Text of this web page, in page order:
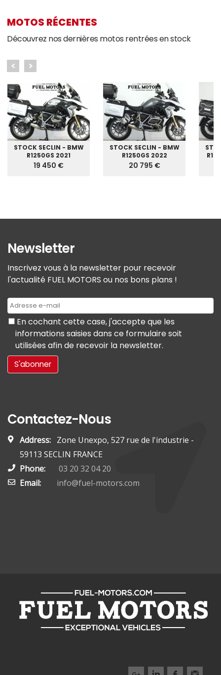
MOTOS RÉCENTES
Découvrez nos dernières motos rentrées en stock
STOCK SECLIN - BMW
R1250GS 2021
19 450 €
STOCK SECLIN - BMW
R1250GS 2022
20 795 €
Newsletter
Inscrivez vous à la newsletter pour recevoir
l'actualité FUEL MOTORS ou nos bons plans !
En cochant cette case, j'accepte que les
informations saisies dans ce formulaire soit
utilisées afin de recevoir la newsletter.
Contactez-Nous
Address: Zone Unexpo, 527 rue de l'industrie -
59113 SECLIN FRANCE
Phone:
03 20 32 04 20
Email:
info@fuel-motors.com